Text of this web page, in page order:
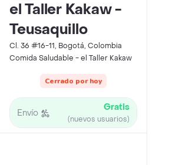
el Taller Kakaw -
Teusaquillo
Cl. 36 #16-11, Bogotá, Colombia
Comida Saludable - el Taller Kakaw
Cerrado por hoy
Envío Gratis
(nuevos usuarios)